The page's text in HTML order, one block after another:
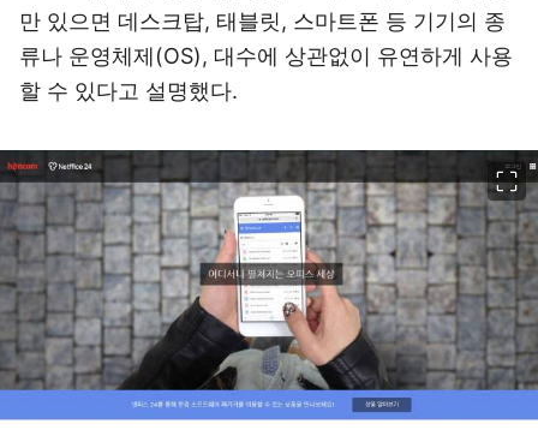
만 있으면 데스크탑, 태블릿, 스마트폰 등 기기의 종
류나 운영체제(OS), 대수에 상관없이 유연하게 사용
할 수 있다고 설명했다.